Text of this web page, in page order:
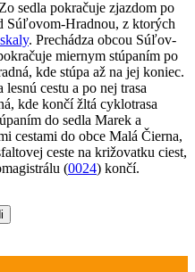
sedla pokračuje zjazdom po
Súľovom-Hradnou, z ktorých
. Prechádza obcou Súľov-
miernym stúpaním po
kde stúpa až na jej koniec.
lesnú cestu a po nej trasa
kde končí žltá cyklotrasa
do sedla Marek a
cestami do obce Malá Čierna,
ceste na križovatku ciest,
(0024) končí.